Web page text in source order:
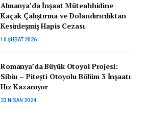
Almanya’da İnşaat Müteahhidine
Kaçak Çalıştırma ve Dolandırıcılıktan
Kesinleşmiş Hapis Cezası
10 ŞUBAT 2026
Romanya’da Büyük Otoyol Projesi:
Sibiu – Pitești Otoyolu Bölüm 3 İnşaatı
Hız Kazanıyor
23 NISAN 2024